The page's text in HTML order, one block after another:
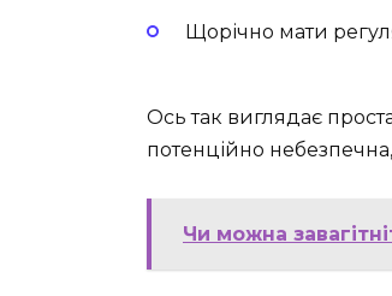
Щорічно мати
Ось так виглядає
потенційно
Чи можна